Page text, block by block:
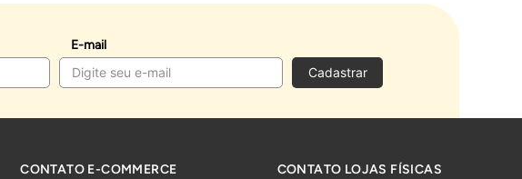
E-mail
Cadastrar
CONTATO E-COMMERCE
CONTATO LOJAS FÍSICAS